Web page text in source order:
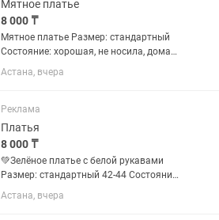
Мятное платье
8 000 ₸
Мятное платье Размер: стандартный
Состояние: хорошая, не носила, дома
просто так лежат. Нежный мятный
цвет, атласная ткань, красиво
Астана, вчера
Реклама
Платья
8 000 ₸
💚Зелёное платье с белой рукавами
Размер: стандартный 42-44 Состояние:
очень хорошее, аккуратно носилось
Красивый и необычный фасон, платье
Астана, вчера